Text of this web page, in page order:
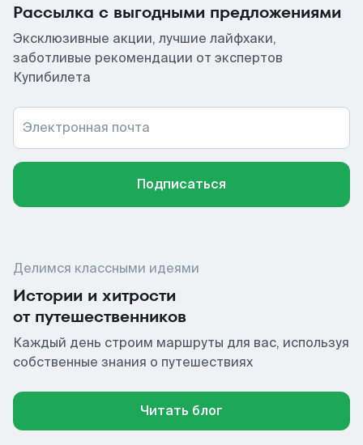
Рассылка с выгодными предложениями
Эксклюзивные акции, лучшие лайфхаки,
заботливые рекомендации от экспертов
Купибилета
Электронная почта
Подписаться
Делимся классными идеями
Истории и хитрости
от путешественников
Каждый день строим маршруты для вас, используя
собственные знания о путешествиях
Читать блог